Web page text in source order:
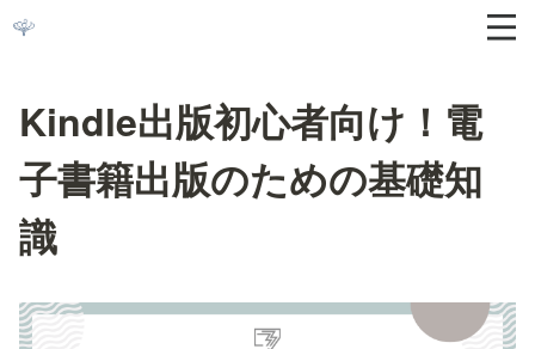
Kindle出版初心者向け！電
子書籍出版のための基礎知
識